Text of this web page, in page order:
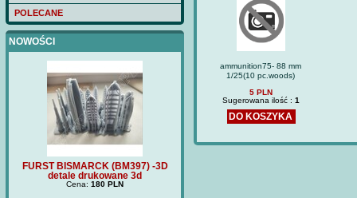
POLECANE
NOWOŚCI
FURST BISMARCK (BM397) -3D
detale drukowane 3d
Cena: 180 PLN
ammunition75- 88 mm
1/25(10 pc.woods)
5 PLN
Sugerowana ilość : 1
DO KOSZYKA